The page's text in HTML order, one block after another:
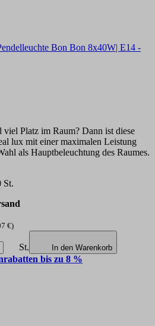
Platz im Raum? Dann ist diese
lux mit einer maximalen Leistung
als Hauptbeleuchtung des Raumes.
St.
€)
St. In den Warenkorb
bis zu 8 %